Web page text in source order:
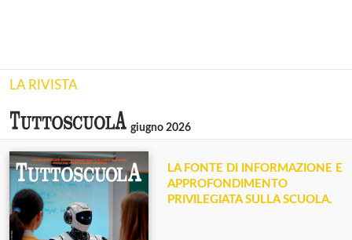
LA RIVISTA
giugno 2026
LA FONTE DI INFORMAZIONE E
APPROFONDIMENTO
PRIVILEGIATA SULLA SCUOLA.